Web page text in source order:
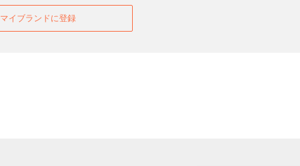
マイブランドに登録